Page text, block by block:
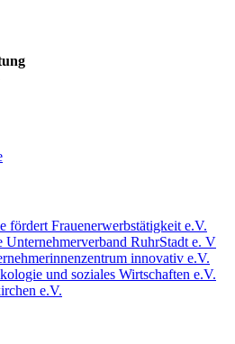
fördert Frauenerwerbstätigkeit e.V.
RuhrStadt e. V
innovativ e.V.
und soziales Wirtschaften e.V.
e.V.